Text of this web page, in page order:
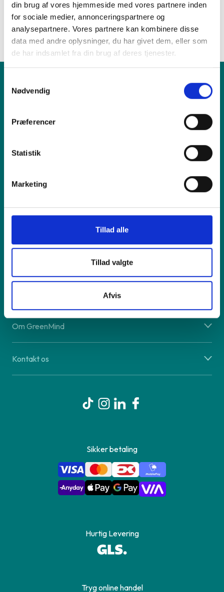
din brug af vores hjemmeside med vores partnere inden
for sociale medier, annonceringspartnere og
analysepartnere. Vores partnere kan kombinere disse
data med andre oplysninger, du har givet dem, eller som
de har indsamlet fra din brug af deres tjenester.
Nødvendig
Præferencer
Statistik
Marketing
Tillad alle
Tillad valgte
Afvis
Fandt du ikke det du søgte efter?
RING TIL OS FIND VÆRKSTED
Om GreenMind
Kontakt os
Sikker betaling
Hurtig Levering
Tryg online handel